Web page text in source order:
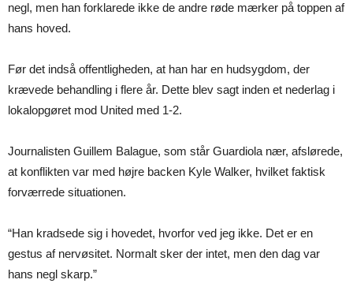
negl, men han forklarede ikke de andre røde mærker på toppen af
hans hoved.
Før det indså offentligheden, at han har en hudsygdom, der
krævede behandling i flere år. Dette blev sagt inden et nederlag i
lokalopgøret mod United med 1-2.
Journalisten Guillem Balague, som står Guardiola nær, afslørede,
at konflikten var med højre backen Kyle Walker, hvilket faktisk
forværrede situationen.
“Han kradsede sig i hovedet, hvorfor ved jeg ikke. Det er en
gestus af nervøsitet. Normalt sker der intet, men den dag var
hans negl skarp.”